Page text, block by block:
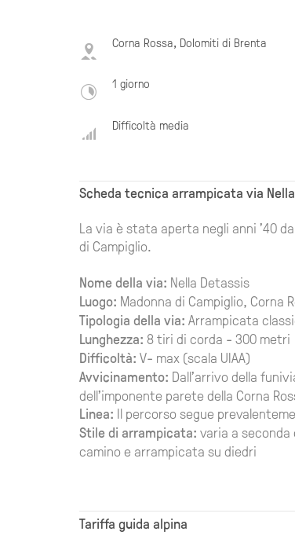
Corna Rossa, Dolomiti di Brenta
1 giorno
Difficoltà media
Scheda tecnica arrampicata via
La via è stata aperta negli anni '40
di Campiglio.
Nome della via: Nella Detassis
Luogo: Madonna di Campiglio, Corna
Tipologia della via: Arrampicata
Lunghezza: 8 tiri di corda - 300 metri
Difficoltà: V- max (scala UIAA)
Avvicinamento: Dall'arrivo della
dell'imponente parete della Corna
Linea: Il percorso segue
Stile di arrampicata: varia a
camino e arrampicata su diedri
Tariffa guida alpina